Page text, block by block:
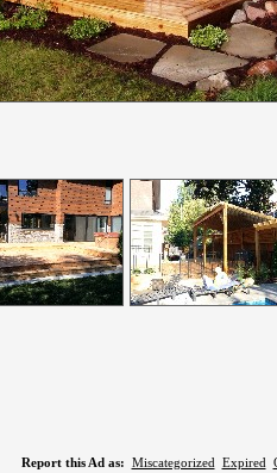
Report this Ad as: Miscategorized Expired